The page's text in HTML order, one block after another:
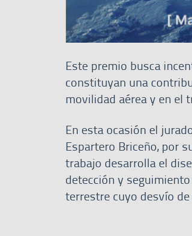
Este premio busca
constituyan una
movilidad aérea y en el
En esta ocasión el
Espartero Briceño, por
trabajo desarrolla el
detección y
terrestre cuyo desvío